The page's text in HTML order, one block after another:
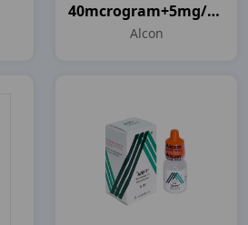
40mcrogram+5mg/ml
C2.5ml Alcon
Alcon